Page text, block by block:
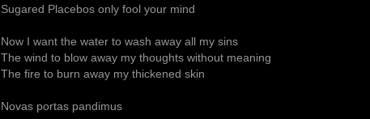
Sugared Placebos only fool your mind
Now I want the water to wash away all my sins
The wind to blow away my thoughts without meaning
The fire to burn away my thickened skin
Novas portas pandimus